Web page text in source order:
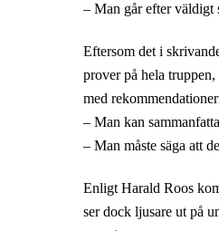
– Man går efter väldigt
Eftersom det i
prover på hela
med
– Man kan
– Man måste säga att
Enligt Harald Roos
ser dock ljusare ut på